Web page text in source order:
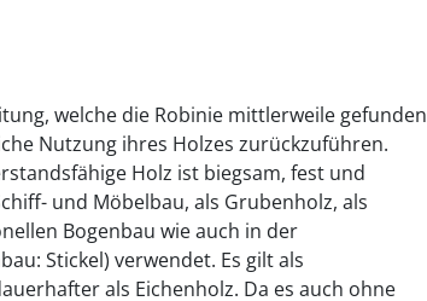
welche die Robinie mittlerweile gefunden
Nutzung ihres Holzes zurückzuführen.
Holz ist biegsam, fest und
und Möbelbau, als Grubenholz, als
Bogenbau wie auch in der
Stickel) verwendet. Es gilt als
als Eichenholz. Da es auch ohne